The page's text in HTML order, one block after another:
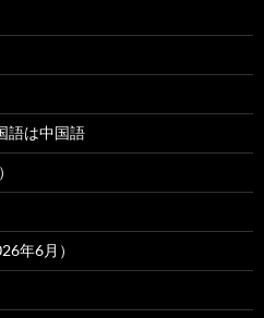
語は中国語
年6月）